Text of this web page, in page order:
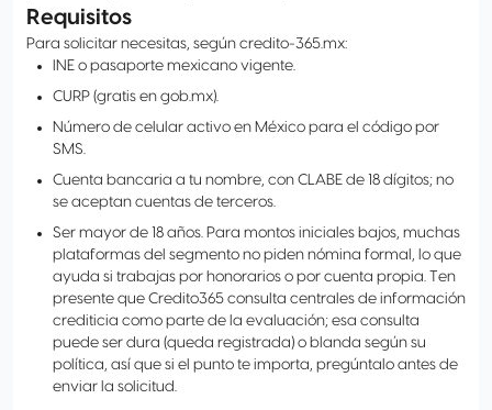
Requisitos
Para solicitar necesitas, según credito-365.mx:
INE o pasaporte mexicano vigente.
CURP (gratis en gob.mx).
Número de celular activo en México para el código por
SMS.
Cuenta bancaria a tu nombre, con CLABE de 18 dígitos; no
se aceptan cuentas de terceros.
Ser mayor de 18 años. Para montos iniciales bajos, muchas
plataformas del segmento no piden nómina formal, lo que
ayuda si trabajas por honorarios o por cuenta propia. Ten
presente que Credito365 consulta centrales de información
crediticia como parte de la evaluación; esa consulta
puede ser dura (queda registrada) o blanda según su
política, así que si el punto te importa, pregúntalo antes de
enviar la solicitud.